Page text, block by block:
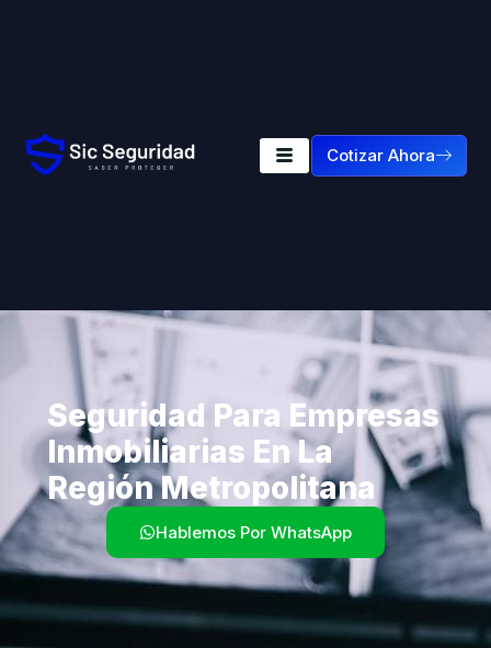
Cotizar Ahora
Seguridad Para Empresas
Inmobiliarias En La
Región Metropolitana
Hablemos Por WhatsApp